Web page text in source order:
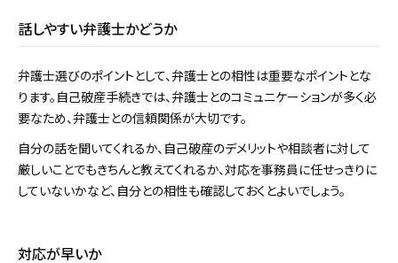
話しやすい弁護士かどうか
弁護士選びのポイントとして、弁護士との相性は重要なポイントとな
ります。自己破産手続きでは、弁護士とのコミュニケーションが多く必
要なため、弁護士との信頼関係が大切です。
自分の話を聞いてくれるか、自己破産のデメリットや相談者に対して
厳しいことでもきちんと教えてくれるか、対応を事務員に任せっきりに
していないかなど、自分との相性も確認しておくとよいでしょう。
対応が早いか